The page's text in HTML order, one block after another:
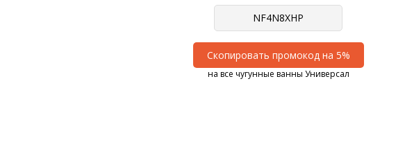
Скопировать промокод на 5%
на все чугунные ванны Универсал